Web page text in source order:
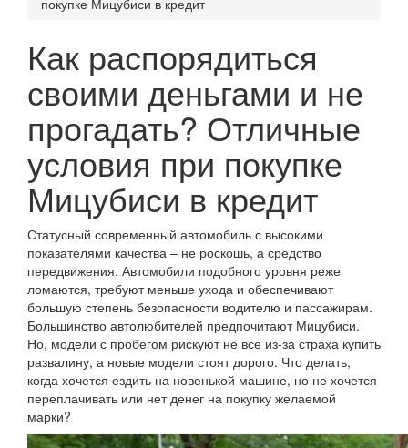
покупке Мицубиси в кредит
Как распорядиться
своими деньгами и не
прогадать? Отличные
условия при покупке
Мицубиси в кредит
Статусный современный автомобиль с высокими
показателями качества – не роскошь, а средство
передвижения. Автомобили подобного уровня реже
ломаются, требуют меньше ухода и обеспечивают
большую степень безопасности водителю и пассажирам.
Большинство автолюбителей предпочитают Мицубиси.
Но, модели с пробегом рискуют не все из-за страха купить
развалину, а новые модели стоят дорого. Что делать,
когда хочется ездить на новенькой машине, но не хочется
переплачивать или нет денег на покупку желаемой
марки?